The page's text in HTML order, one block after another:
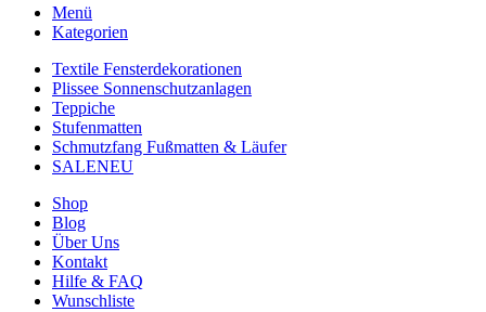
Menü
Kategorien
Textile Fensterdekorationen
Plissee Sonnenschutzanlagen
Teppiche
Stufenmatten
Schmutzfang Fußmatten & Läufer
SALENEU
Shop
Blog
Über Uns
Kontakt
Hilfe & FAQ
Wunschliste